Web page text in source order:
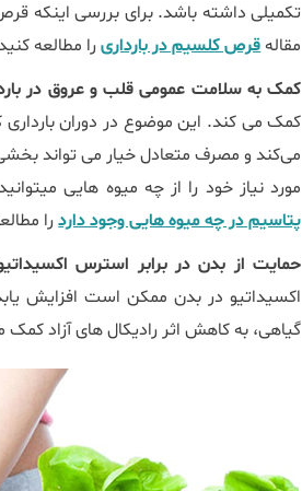
تکمیلی داشته باشد. برای بررسی اینکه
مقالهقرص کلسیم در بارداریرا مطالعه
کمک به سلامت عمومی قلب و عروق در
کمک می ‌کند. این موضوع در دوران
می‌کند و مصرف متعادل خیار می ‌تواند
مورد نیاز خود را از چه میوه هایی
پتاسیم در چه میوه هایی وجود داردرا
حمایت از بدن در برابر استرس
اکسیداتیو در بدن ممکن است افزایش
گیاهی، به کاهش اثر رادیکال‌ های آزاد